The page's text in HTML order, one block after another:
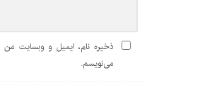
ذخیره نام، ایمیل و وبسایت من
می‌نویسم.